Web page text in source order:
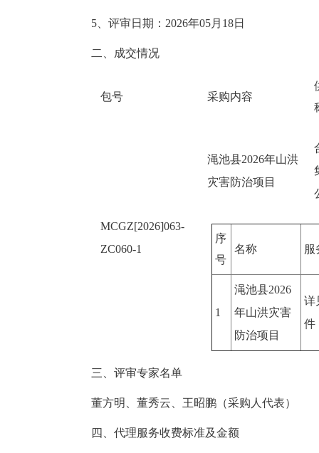
5、评审日期：2026年05月18日
二、成交情况
包号 采购内容
MCGZ[2026]063-
ZC060-1
渑池县2026年山洪
灾害防治项目
序
号
名称 服
1
渑池县2026
年山洪灾害
防治项目
详
件
三、评审专家名单
董方明、董秀云、王昭鹏（采购人代表）
四、代理服务收费标准及金额